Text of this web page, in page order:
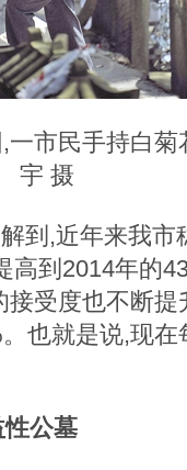
市民手持白
宇 摄
到,近年来我市
高到2014年的
受度也不断提
也就是说,现在
公墓